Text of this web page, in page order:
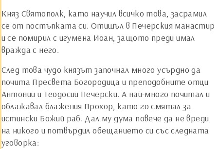
Княз Святополк, като научил всичко това, засрамил
се от постъпката си. Отишъл в Печерския манастир
и се помирил с игумена Иоан, защото преди имал
вражда с него.
След това чудо князът започнал много усърдно да
почита Пресвета Богородица и преподобните отци
Антоний и Теодосий Печерски. А най-много почитал и
облажавал блажения Прохор, като го смятал за
истински Божий раб. Дал му дума повече да не вреди
на никого и потвърдил обещанието си със следната
уговорка: